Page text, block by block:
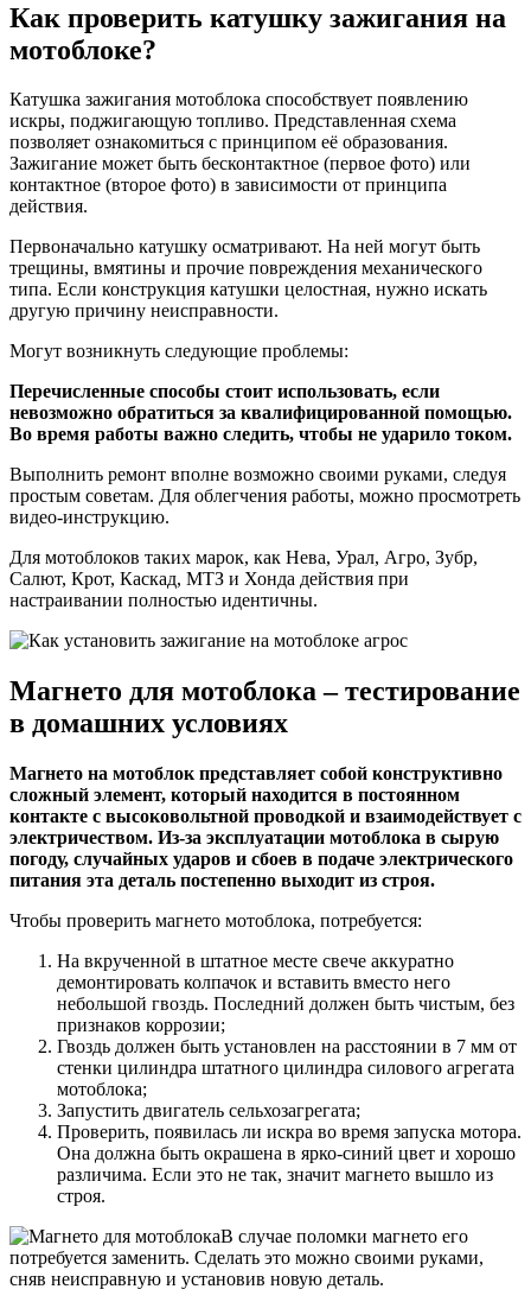
Как проверить катушку зажигания на
мотоблоке?
Катушка зажигания мотоблока способствует появлению
искры, поджигающую топливо. Представленная схема
позволяет ознакомиться с принципом её образования.
Зажигание может быть бесконтактное (первое фото) или
контактное (второе фото) в зависимости от принципа
действия.
Первоначально катушку осматривают. На ней могут быть
трещины, вмятины и прочие повреждения механического
типа. Если конструкция катушки целостная, нужно искать
другую причину неисправности.
Могут возникнуть следующие проблемы:
Перечисленные способы стоит использовать, если
невозможно обратиться за квалифицированной помощью.
Во время работы важно следить, чтобы не ударило током.
Выполнить ремонт вполне возможно своими руками, следуя
простым советам. Для облегчения работы, можно просмотреть
видео-инструкцию.
Для мотоблоков таких марок, как Нева, Урал, Агро, Зубр,
Салют, Крот, Каскад, МТЗ и Хонда действия при
настраивании полностью идентичны.
Магнето для мотоблока – тестирование
в домашних условиях
Магнето на мотоблок представляет собой конструктивно
сложный элемент, который находится в постоянном
контакте с высоковольтной проводкой и взаимодействует с
электричеством. Из-за эксплуатации мотоблока в сырую
погоду, случайных ударов и сбоев в подаче электрического
питания эта деталь постепенно выходит из строя.
Чтобы проверить магнето мотоблока, потребуется:
На вкрученной в штатное месте свече аккуратно
демонтировать колпачок и вставить вместо него
небольшой гвоздь. Последний должен быть чистым, без
признаков коррозии;
Гвоздь должен быть установлен на расстоянии в 7 мм от
стенки цилиндра штатного цилиндра силового агрегата
мотоблока;
Запустить двигатель сельхозагрегата;
Проверить, появилась ли искра во время запуска мотора.
Она должна быть окрашена в ярко-синий цвет и хорошо
различима. Если это не так, значит магнето вышло из
строя.
В случае поломки магнето его
потребуется заменить. Сделать это можно своими руками,
сняв неисправную и установив новую деталь.